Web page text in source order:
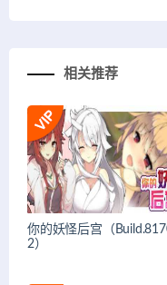
相关推荐
你的妖怪后宫（
2）